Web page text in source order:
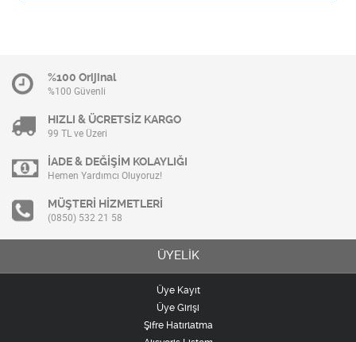
%100 Orijinal
%100 Güvenli
HIZLI & ÜCRETSİZ KARGO
99 TL ve Üzeri
İADE & DEĞİŞİM KOLAYLIĞI
Hemen Yardımcı Oluyoruz!
MÜŞTERİ HİZMETLERİ
(0850) 532 21 58
ÜYELİK
Üye Kayıt
Üye Girişi
Şifre Hatırlatma